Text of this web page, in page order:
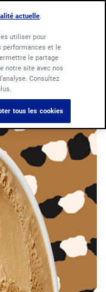
actuelle
utiliser pour
performances et le
le partage
notre site avec nos
Consultez
tous les cookies